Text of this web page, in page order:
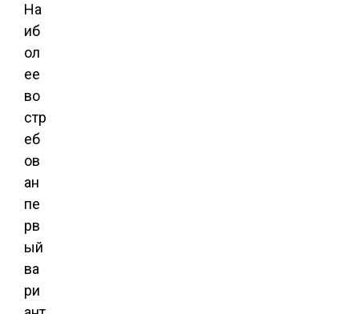
На
иб
ол
ее
во
стр
еб
ов
ан
пе
рв
ый
ва
ри